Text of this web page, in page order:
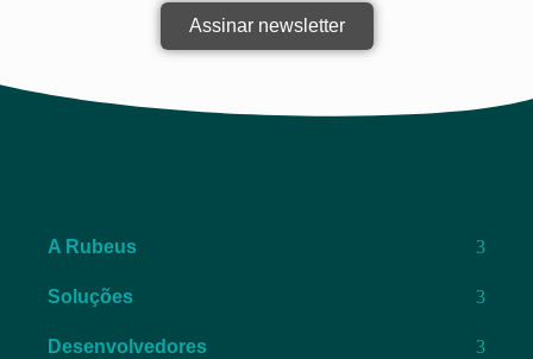
Assinar newsletter
A Rubeus
Soluções
Desenvolvedores